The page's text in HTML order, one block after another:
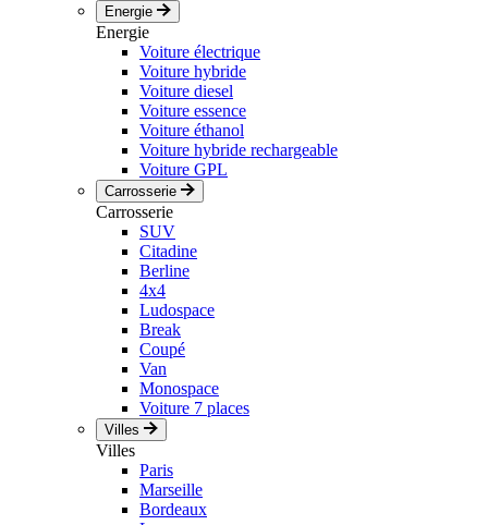
Energie
Energie
Voiture électrique
Voiture hybride
Voiture diesel
Voiture essence
Voiture éthanol
Voiture hybride rechargeable
Voiture GPL
Carrosserie
Carrosserie
SUV
Citadine
Berline
4x4
Ludospace
Break
Coupé
Van
Monospace
Voiture 7 places
Villes
Villes
Paris
Marseille
Bordeaux